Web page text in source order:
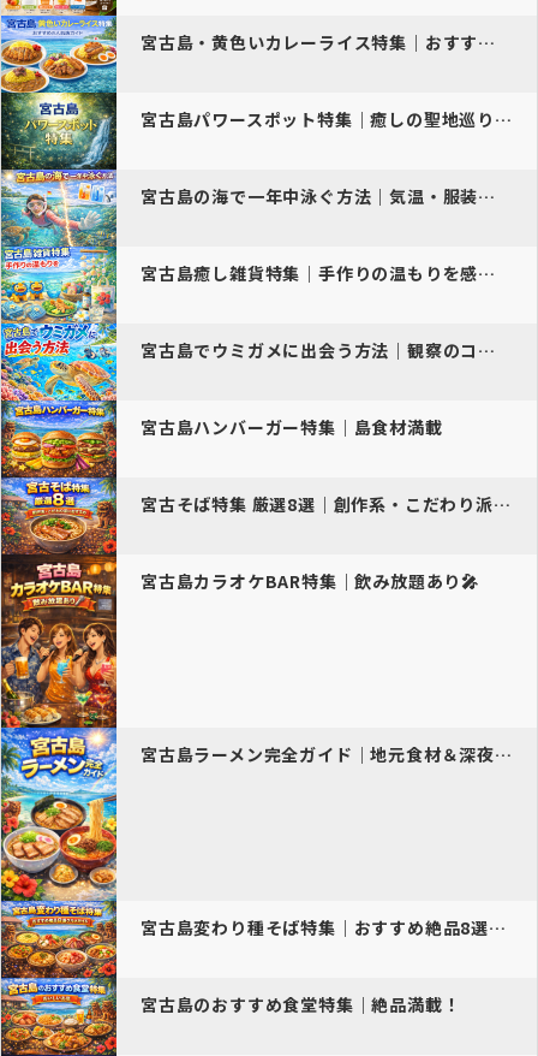
宮古島・黄色いカレーライス特集｜おすすめの人気店ガイド
宮古島パワースポット特集｜癒しの聖地巡りおすすめ観光ガイド
宮古島の海で一年中泳ぐ方法｜気温・服装・おすすめ時期ガイド
宮古島癒し雑貨特集｜手作りの温もりを感じるおすすめお土産ガイド
宮古島でウミガメに出会う方法｜観察のコツ・見られる時期・マナー
宮古島ハンバーガー特集｜島食材満載
宮古そば特集 厳選8選｜創作系・こだわり派におすすめ
宮古島カラオケBAR特集｜飲み放題あり🎤
宮古島ラーメン完全ガイド｜地元食材＆深夜営業のおすすめ人気店【202…
宮古島変わり種そば特集｜おすすめ絶品8選グルメガイド【2026年最新…
宮古島のおすすめ食堂特集｜絶品満載！